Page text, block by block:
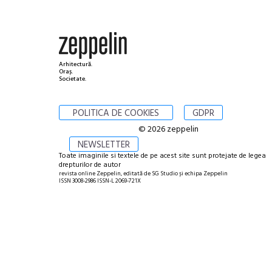
Arhitectură.
Oraș.
Societate.
POLITICA DE COOKIES GDPR
NEWSLETTER
© 2026 zeppelin
Toate imaginile si textele de pe acest site sunt protejate de legea
drepturilor de autor
revista online Zeppelin, editată de SG Studio și echipa Zeppelin
ISSN 3008-2986 ISSN-L 2069-721X